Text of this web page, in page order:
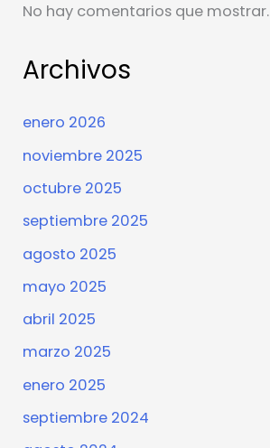
No hay comentarios que mostrar.
Archivos
enero 2026
noviembre 2025
octubre 2025
septiembre 2025
agosto 2025
mayo 2025
abril 2025
marzo 2025
enero 2025
septiembre 2024